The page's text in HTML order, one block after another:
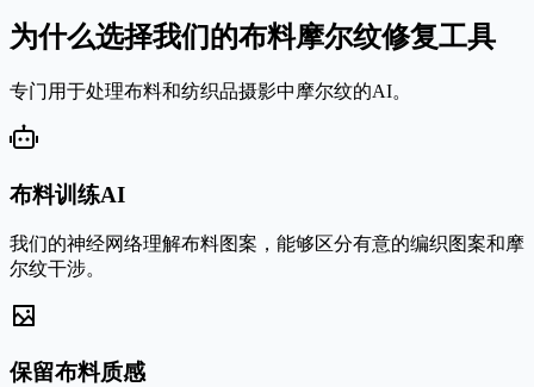
为什么选择我们的布料摩尔纹修复工具
专门用于处理布料和纺织品摄影中摩尔纹的AI。
布料训练AI
我们的神经网络理解布料图案，能够区分有意的编织图案和摩
尔纹干涉。
保留布料质感